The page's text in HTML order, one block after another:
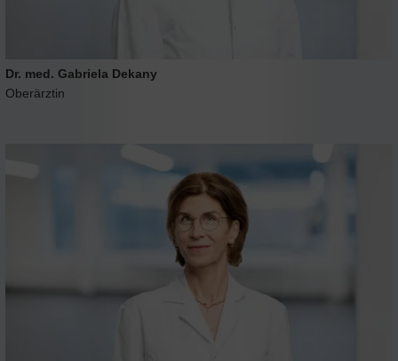
Dr. med. Gabriela Dekany
Oberärztin